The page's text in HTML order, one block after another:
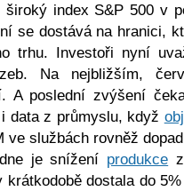
široký index S&P 500 v
se dostává na hranici,
trhu. Investoři nyní
Na nejbližším,
A poslední zvýšení
data z průmyslu, když
ve službách rovněž
je snížení produkce
krátkodobě dostala do